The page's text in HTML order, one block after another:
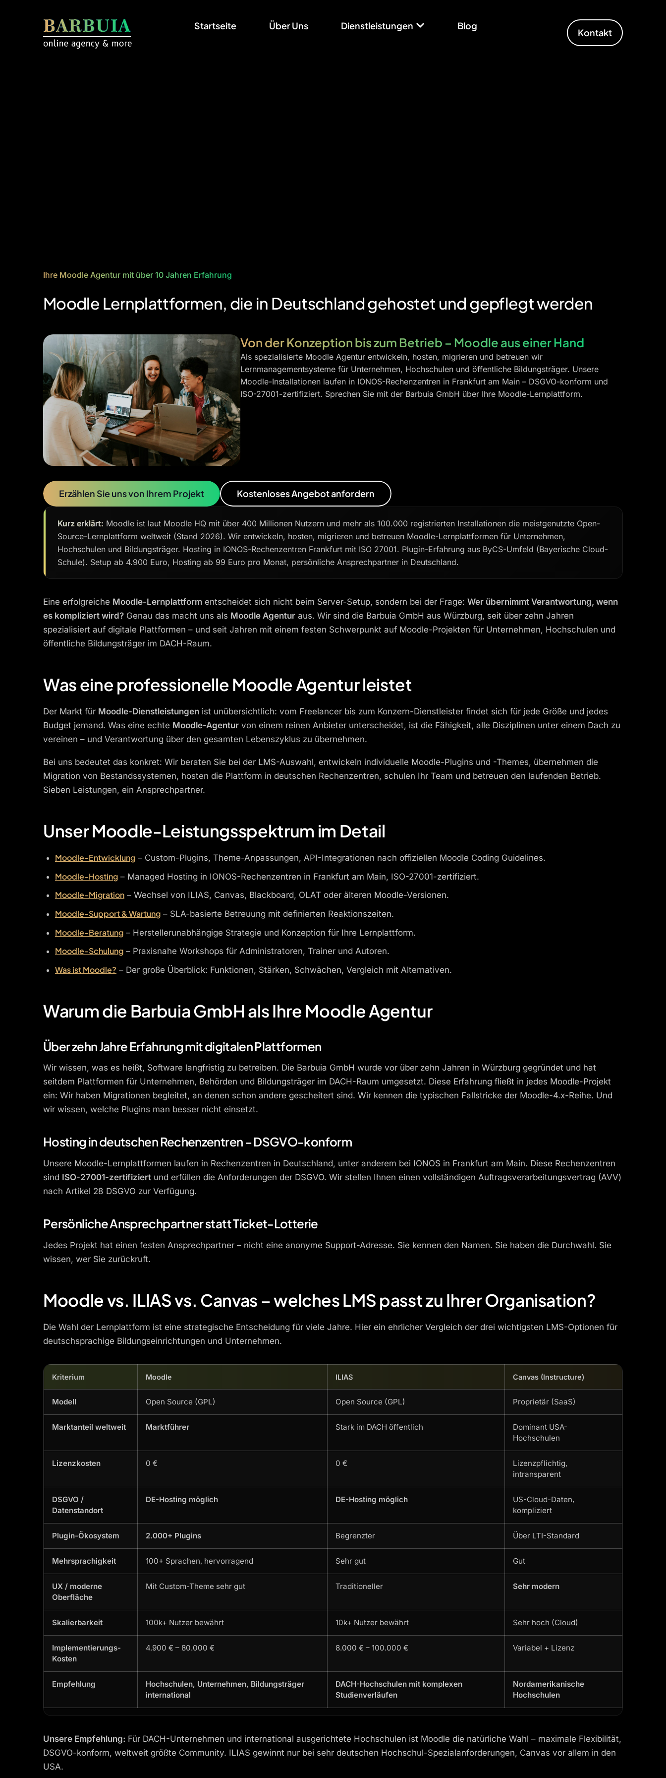
Startseite Über Uns Dienstleistungen Blog
Kontakt
Ihre Moodle Agentur mit über 10 Jahren Erfahrung
Moodle Lernplattformen, die in Deutschland gehostet und gepflegt werden
Von der Konzeption bis zum Betrieb – Moodle aus einer Hand
Als spezialisierte Moodle Agentur entwickeln, hosten, migrieren und betreuen wir
Lernmanagementsysteme für Unternehmen, Hochschulen und öffentliche Bildungsträger. Unsere
Moodle-Installationen laufen in IONOS-Rechenzentren in Frankfurt am Main – DSGVO-konform und
ISO-27001-zertifiziert. Sprechen Sie mit der Barbuia GmbH über Ihre Moodle-Lernplattform.
Erzählen Sie uns von Ihrem Projekt Kostenloses Angebot anfordern
Kurz erklärt: Moodle ist laut Moodle HQ mit über 400 Millionen Nutzern und mehr als 100.000 registrierten Installationen die meistgenutzte Open-
Source-Lernplattform weltweit (Stand 2026). Wir entwickeln, hosten, migrieren und betreuen Moodle-Lernplattformen für Unternehmen,
Hochschulen und Bildungsträger. Hosting in IONOS-Rechenzentren Frankfurt mit ISO 27001. Plugin-Erfahrung aus ByCS-Umfeld (Bayerische Cloud-
Schule). Setup ab 4.900 Euro, Hosting ab 99 Euro pro Monat, persönliche Ansprechpartner in Deutschland.
Eine erfolgreiche Moodle-Lernplattform entscheidet sich nicht beim Server-Setup, sondern bei der Frage: Wer übernimmt Verantwortung, wenn
es kompliziert wird? Genau das macht uns als Moodle Agentur aus. Wir sind die Barbuia GmbH aus Würzburg, seit über zehn Jahren
spezialisiert auf digitale Plattformen – und seit Jahren mit einem festen Schwerpunkt auf Moodle-Projekten für Unternehmen, Hochschulen und
öffentliche Bildungsträger im DACH-Raum.
Was eine professionelle Moodle Agentur leistet
Der Markt für Moodle-Dienstleistungen ist unübersichtlich: vom Freelancer bis zum Konzern-Dienstleister findet sich für jede Größe und jedes
Budget jemand. Was eine echte Moodle-Agentur von einem reinen Anbieter unterscheidet, ist die Fähigkeit, alle Disziplinen unter einem Dach zu
vereinen – und Verantwortung über den gesamten Lebenszyklus zu übernehmen.
Bei uns bedeutet das konkret: Wir beraten Sie bei der LMS-Auswahl, entwickeln individuelle Moodle-Plugins und -Themes, übernehmen die
Migration von Bestandssystemen, hosten die Plattform in deutschen Rechenzentren, schulen Ihr Team und betreuen den laufenden Betrieb.
Sieben Leistungen, ein Ansprechpartner.
Unser Moodle-Leistungsspektrum im Detail
Moodle-Entwicklung – Custom-Plugins, Theme-Anpassungen, API-Integrationen nach offiziellen Moodle Coding Guidelines.
Moodle-Hosting – Managed Hosting in IONOS-Rechenzentren in Frankfurt am Main, ISO-27001-zertifiziert.
Moodle-Migration – Wechsel von ILIAS, Canvas, Blackboard, OLAT oder älteren Moodle-Versionen.
Moodle-Support & Wartung – SLA-basierte Betreuung mit definierten Reaktionszeiten.
Moodle-Beratung – Herstellerunabhängige Strategie und Konzeption für Ihre Lernplattform.
Moodle-Schulung – Praxisnahe Workshops für Administratoren, Trainer und Autoren.
Was ist Moodle? – Der große Überblick: Funktionen, Stärken, Schwächen, Vergleich mit Alternativen.
Warum die Barbuia GmbH als Ihre Moodle Agentur
Über zehn Jahre Erfahrung mit digitalen Plattformen
Wir wissen, was es heißt, Software langfristig zu betreiben. Die Barbuia GmbH wurde vor über zehn Jahren in Würzburg gegründet und hat
seitdem Plattformen für Unternehmen, Behörden und Bildungsträger im DACH-Raum umgesetzt. Diese Erfahrung fließt in jedes Moodle-Projekt
ein: Wir haben Migrationen begleitet, an denen schon andere gescheitert sind. Wir kennen die typischen Fallstricke der Moodle-4.x-Reihe. Und
wir wissen, welche Plugins man besser nicht einsetzt.
Hosting in deutschen Rechenzentren – DSGVO-konform
Unsere Moodle-Lernplattformen laufen in Rechenzentren in Deutschland, unter anderem bei IONOS in Frankfurt am Main. Diese Rechenzentren
sind ISO-27001-zertifiziert und erfüllen die Anforderungen der DSGVO. Wir stellen Ihnen einen vollständigen Auftragsverarbeitungsvertrag (AVV)
nach Artikel 28 DSGVO zur Verfügung.
Persönliche Ansprechpartner statt Ticket-Lotterie
Jedes Projekt hat einen festen Ansprechpartner – nicht eine anonyme Support-Adresse. Sie kennen den Namen. Sie haben die Durchwahl. Sie
wissen, wer Sie zurückruft.
Moodle vs. ILIAS vs. Canvas – welches LMS passt zu Ihrer Organisation?
Die Wahl der Lernplattform ist eine strategische Entscheidung für viele Jahre. Hier ein ehrlicher Vergleich der drei wichtigsten LMS-Optionen für
deutschsprachige Bildungseinrichtungen und Unternehmen.
Kriterium Moodle ILIAS Canvas (Instructure)
Modell Open Source (GPL) Open Source (GPL) Proprietär (SaaS)
Marktanteil weltweit Marktführer Stark im DACH öffentlich
Dominant USA-
Hochschulen
Lizenzkosten 0 € 0 €
Lizenzpflichtig,
intransparent
DSGVO /
Datenstandort
DE-Hosting möglich DE-Hosting möglich
US-Cloud-Daten,
kompliziert
Plugin-Ökosystem 2.000+ Plugins Begrenzter Über LTI-Standard
Mehrsprachigkeit 100+ Sprachen, hervorragend Sehr gut Gut
UX / moderne
Oberfläche
Mit Custom-Theme sehr gut Traditioneller Sehr modern
Skalierbarkeit 100k+ Nutzer bewährt 10k+ Nutzer bewährt Sehr hoch (Cloud)
Implementierungs-
Kosten
4.900 € – 80.000 € 8.000 € – 100.000 € Variabel + Lizenz
Empfehlung
Hochschulen, Unternehmen, Bildungsträger
international
DACH-Hochschulen mit komplexen
Studienverläufen
Nordamerikanische
Hochschulen
Unsere Empfehlung: Für DACH-Unternehmen und international ausgerichtete Hochschulen ist Moodle die natürliche Wahl – maximale Flexibilität,
DSGVO-konform, weltweit größte Community. ILIAS gewinnt nur bei sehr deutschen Hochschul-Spezialanforderungen, Canvas vor allem in den
USA.